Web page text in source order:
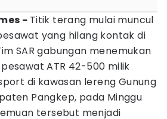
- Titik terang mulai muncul
yang hilang kontak di
SAR gabungan menemukan
ATR 42-500 milik
di kawasan lereng Gunung
Pangkep, pada Minggu
tersebut menjadi